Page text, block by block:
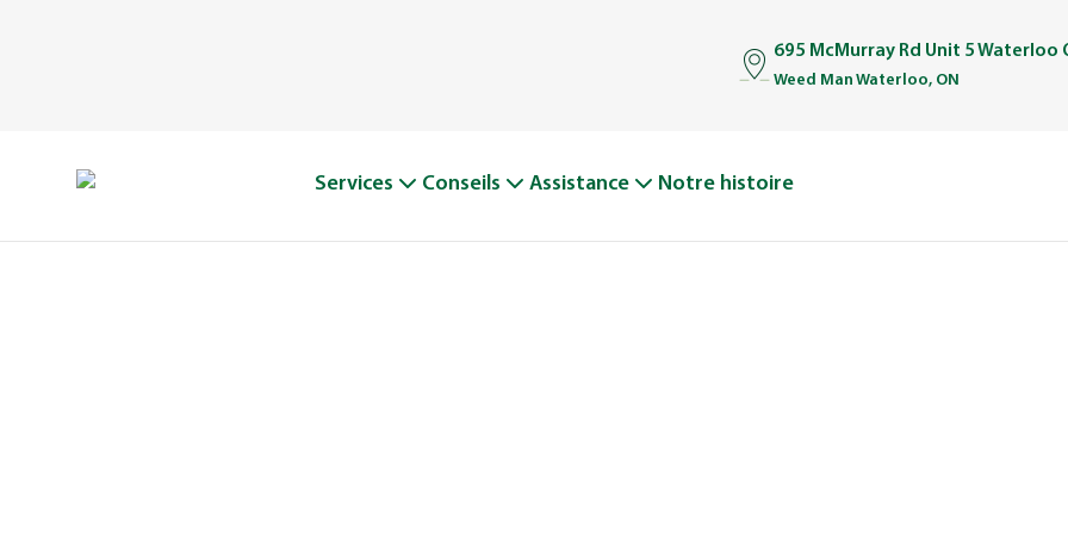
695 McMurray Rd Unit 5 Waterloo
Weed Man Waterloo, ON
Services Conseils Assistance Notre histoire